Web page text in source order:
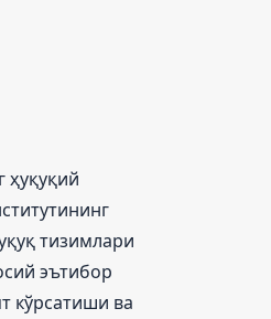
ҳуқуқий
тизимлари
эътибор
кўрсатиши ва